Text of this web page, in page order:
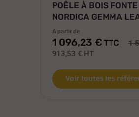
POÊLE À BOIS
NORDICA GEMMA
A partir de
1 096,23 € TTC 1
913,53 € HT
Voir toutes les